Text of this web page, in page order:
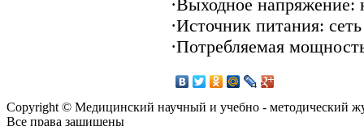
·Выходное напряжение:
·Источник питания:
·Потребляемая
Copyright © Медицинский научный и учебно - методический
Все права защищены